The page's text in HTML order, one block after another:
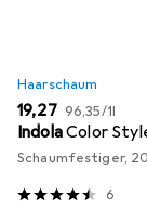
Haarschaum
EUR
19,27 EUR
96,35/1l
IndolaColor
Schaumfestiger,
6